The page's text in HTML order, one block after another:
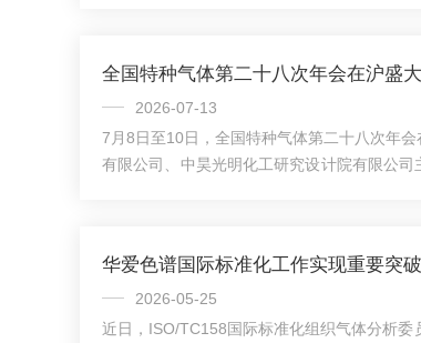
全国特种气体第二十八次年会在沪盛
2026-07-13
7月8日至10日，全国特种气体第二十八次年
有限公司、中昊光明化工研究设计院有限公司
屏障-防爆色谱技术规范与应用实践》主题
品：第一代HA-9680正压系列适配基础工业...
2026-05-25
近日，ISO/TC158国际标准化组织气体分析